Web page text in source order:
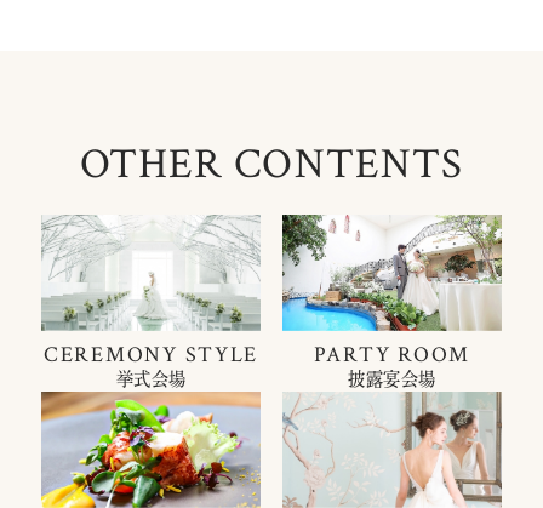
OTHER CONTENTS
CEREMONY STYLE
挙式会場
PARTY ROOM
披露宴会場